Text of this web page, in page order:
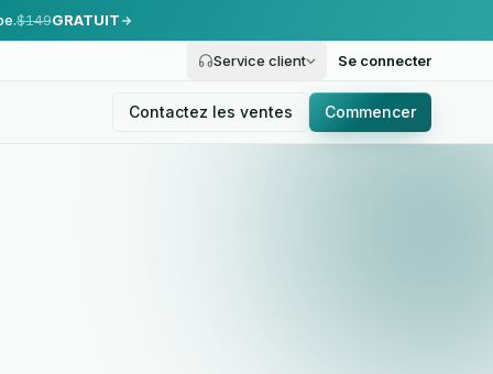
$149GRATUIT
Service client Se connecter
Contactez les ventes Commencer